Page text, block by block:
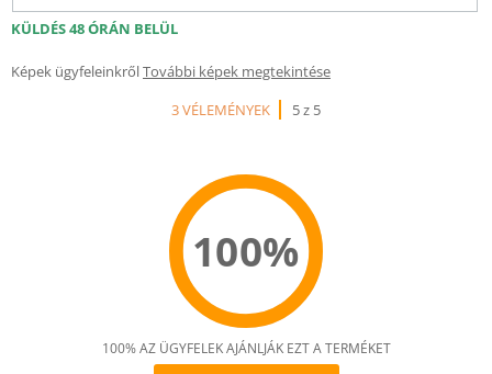
KÜLDÉS 48 ÓRÁN BELÜL
Képek ügyfeleinkrőlTovábbi képek megtekintése
3 VÉLEMÉNYEK
5 z 5
100%
100% AZ ÜGYFELEK AJÁNLJÁK EZT A TERMÉKET